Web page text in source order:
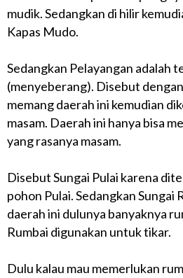
mudik. Sedangkan di hilir
Kapas Mudo.
Sedangkan Pelayangan adalah
(menyeberang). Disebut
memang daerah ini kemudian
masam. Daerah ini hanya bisa
yang rasanya masam.
Disebut Sungai Pulai karena
pohon Pulai. Sedangkan Sungai
daerah ini dulunya banyaknya
Rumbai digunakan untuk tikar.
Dulu kalau mau memerlukan